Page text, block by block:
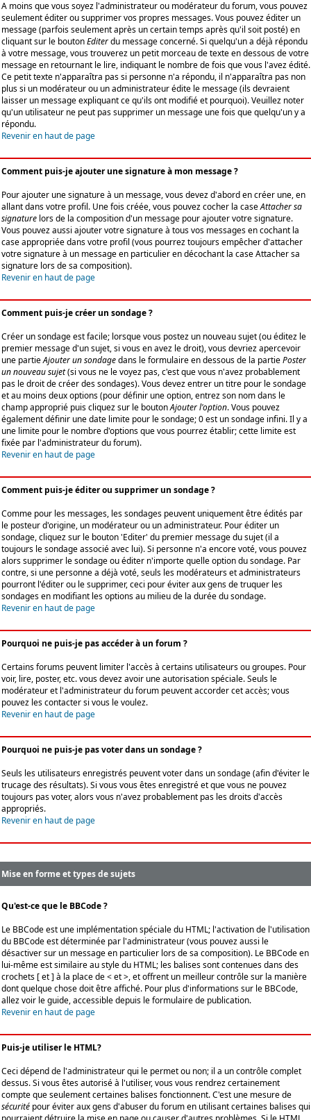
A moins que vous soyez l'administrateur ou modérateur du forum, vous pouvez
seulement éditer ou supprimer vos propres messages. Vous pouvez éditer un
message (parfois seulement après un certain temps après qu'il soit posté) en
cliquant sur le boutonEditerdu message concerné. Si quelqu'un a déjà répondu
à votre message, vous trouverez un petit morceau de texte en dessous de votre
message en retournant le lire, indiquant le nombre de fois que vous l'avez édité.
Ce petit texte n'apparaîtra pas si personne n'a répondu, il n'apparaîtra pas non
plus si un modérateur ou un administrateur édite le message (ils devraient
laisser un message expliquant ce qu'ils ont modifié et pourquoi). Veuillez noter
qu'un utilisateur ne peut pas supprimer un message une fois que quelqu'un y a
répondu.
Revenir en haut de page
Comment puis-je ajouter une signature à mon message ?
Pour ajouter une signature à un message, vous devez d'abord en créer une, en
allant dans votre profil. Une fois créée, vous pouvez cocher la caseAttacher sa
signature lors de la composition d'un message pour ajouter votre signature.
Vous pouvez aussi ajouter votre signature à tous vos messages en cochant la
case appropriée dans votre profil (vous pourrez toujours empêcher d'attacher
votre signature à un message en particulier en décochant la case Attacher sa
signature lors de sa composition).
Revenir en haut de page
Comment puis-je créer un sondage ?
Créer un sondage est facile; lorsque vous postez un nouveau sujet (ou éditez le
premier message d'un sujet, si vous en avez le droit), vous devriez apercevoir
une partieAjouter un sondagedans le formulaire en dessous de la partiePoster
un nouveau sujet(si vous ne le voyez pas, c'est que vous n'avez probablement
pas le droit de créer des sondages). Vous devez entrer un titre pour le sondage
et au moins deux options (pour définir une option, entrez son nom dans le
champ approprié puis cliquez sur le boutonAjouter l'option. Vous pouvez
également définir une date limite pour le sondage; 0 est un sondage infini. Il y a
une limite pour le nombre d'options que vous pourrez établir; cette limite est
fixée par l'administrateur du forum).
Revenir en haut de page
Comment puis-je éditer ou supprimer un sondage ?
Comme pour les messages, les sondages peuvent uniquement être édités par
le posteur d'origine, un modérateur ou un administrateur. Pour éditer un
sondage, cliquez sur le bouton 'Editer' du premier message du sujet (il a
toujours le sondage associé avec lui). Si personne n'a encore voté, vous pouvez
alors supprimer le sondage ou éditer n'importe quelle option du sondage. Par
contre, si une personne a déjà voté, seuls les modérateurs et administrateurs
pourront l'éditer ou le supprimer, ceci pour éviter aux gens de truquer les
sondages en modifiant les options au milieu de la durée du sondage.
Revenir en haut de page
Pourquoi ne puis-je pas accéder à un forum ?
Certains forums peuvent limiter l'accès à certains utilisateurs ou groupes. Pour
voir, lire, poster, etc. vous devez avoir une autorisation spéciale. Seuls le
modérateur et l'administrateur du forum peuvent accorder cet accès; vous
pouvez les contacter si vous le voulez.
Revenir en haut de page
Pourquoi ne puis-je pas voter dans un sondage ?
Seuls les utilisateurs enregistrés peuvent voter dans un sondage (afin d'éviter le
trucage des résultats). Si vous vous êtes enregistré et que vous ne pouvez
toujours pas voter, alors vous n'avez probablement pas les droits d'accès
appropriés.
Revenir en haut de page
Mise en forme et types de sujets
Qu'est-ce que le BBCode ?
Le BBCode est une implémentation spéciale du HTML; l'activation de l'utilisation
du BBCode est déterminée par l'administrateur (vous pouvez aussi le
désactiver sur un message en particulier lors de sa composition). Le BBCode en
lui-même est similaire au style du HTML; les balises sont contenues dans des
crochets [ et ] à la place de < et >, et offrent un meilleur contrôle sur la manière
dont quelque chose doit être affiché. Pour plus d'informations sur le BBCode,
allez voir le guide, accessible depuis le formulaire de publication.
Revenir en haut de page
Puis-je utiliser le HTML?
Ceci dépend de l'administrateur qui le permet ou non; il a un contrôle complet
dessus. Si vous êtes autorisé à l'utiliser, vous vous rendrez certainement
compte que seulement certaines balises fonctionnent. C'est une mesure de
sécurité pour éviter aux gens d'abuser du forum en utilisant certaines balises qui